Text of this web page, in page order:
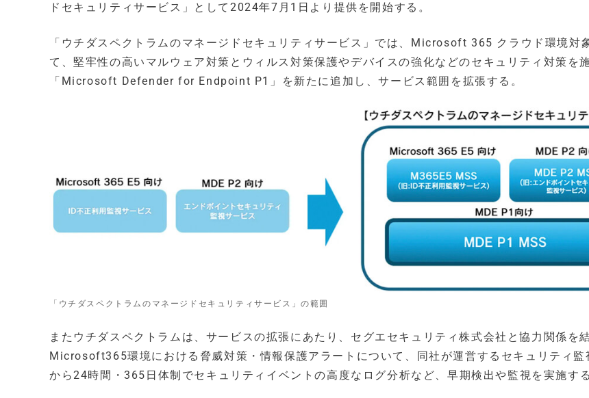
ドセキュリティサービス」として2024年7月1日より提供を開始する。
「ウチダスペクトラムのマネージドセキュリティサービス」では、Microsoft 365 クラウド環境対
て、堅牢性の高いマルウェア対策とウィルス対策保護やデバイスの強化などのセキュリティ対策を
「Microsoft Defender for Endpoint P1」を新たに追加し、サービス範囲を拡張する。
「ウチダスペクトラムのマネージドセキュリティサービス」の範囲
またウチダスペクトラムは、サービスの拡張にあたり、セグエセキュリティ株式会社と協力関係を
Microsoft365環境における脅威対策・情報保護アラートについて、同社が運営するセキュリティ監
から24時間・365日体制でセキュリティイベントの高度なログ分析など、早期検出や監視を実施する